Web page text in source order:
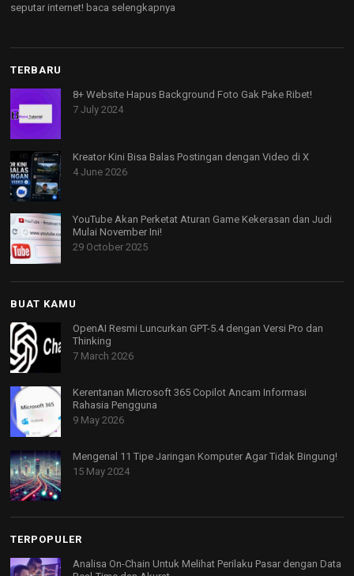
seputar internet! baca selengkapnya
TERBARU
8+ Website Hapus Background Foto Gak Pake Ribet!
7 July 2024
Kreator Kini Bisa Balas Postingan dengan Video di X
4 June 2026
YouTube Akan Perketat Aturan Game Kekerasan dan Judi
Mulai November Ini!
29 October 2025
BUAT KAMU
OpenAI Resmi Luncurkan GPT-5.4 dengan Versi Pro dan
Thinking
7 March 2026
Kerentanan Microsoft 365 Copilot Ancam Informasi
Rahasia Pengguna
9 May 2026
Mengenal 11 Tipe Jaringan Komputer Agar Tidak Bingung!
15 May 2024
TERPOPULER
Analisa On-Chain Untuk Melihat Perilaku Pasar dengan Data